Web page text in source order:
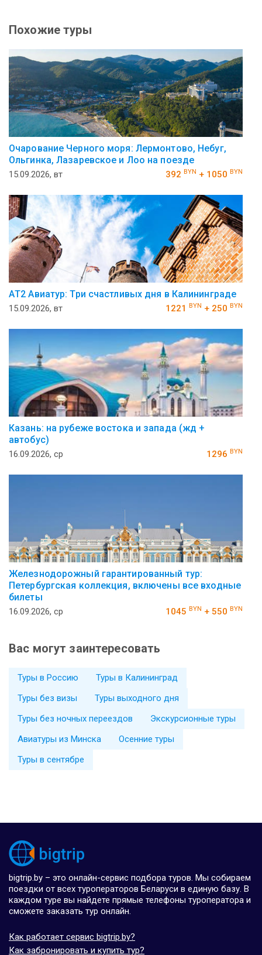
Похожие туры
Очарование Черного моря: Лермонтово, Небуг,
Ольгинка, Лазаревское и Лоо на поезде
15.09.2026, вт 392 BYN + 1050 BYN
АT2 Авиатур: Три счастливых дня в Калининграде
15.09.2026, вт 1221 BYN + 250 BYN
Казань: на рубеже востока и запада (жд +
автобус)
16.09.2026, ср 1296 BYN
Железнодорожный гарантированный тур:
Петербургская коллекция, включены все входные
билеты
16.09.2026, ср 1045 BYN + 550 BYN
Вас могут заинтересовать
Туры в Россию
Туры в Калининград
Туры без визы
Туры выходного дня
Туры без ночных переездов
Экскурсионные туры
Авиатуры из Минска
Осенние туры
Туры в сентябре
bigtrip.by – это онлайн-сервис подбора туров. Мы собираем
поездки от всех туроператоров Беларуси в единую базу. В
каждом туре вы найдете прямые телефоны туроператора и
сможете заказать тур онлайн.
Как работает сервис bigtrip.by?
Как забронировать и купить тур?